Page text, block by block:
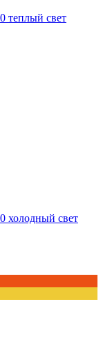
теплый свет
холодный свет